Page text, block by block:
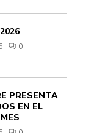
0
PRESENTA
EN EL